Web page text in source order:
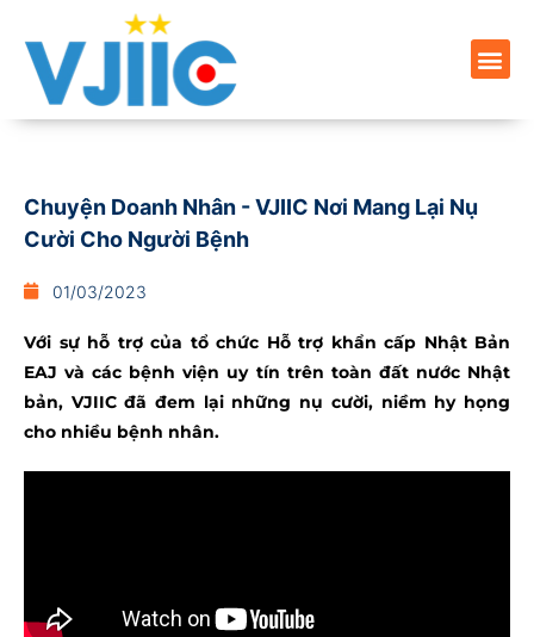
Chuyện Doanh Nhân - VJIIC Nơi Mang Lại Nụ
Cười Cho Người Bệnh
01/03/2023
Với sự hỗ trợ của tổ chức Hỗ trợ khẩn cấp Nhật Bản
EAJ và các bệnh viện uy tín trên toàn đất nước Nhật
bản, VJIIC đã đem lại những nụ cười, niềm hy họng
cho nhiều bệnh nhân.